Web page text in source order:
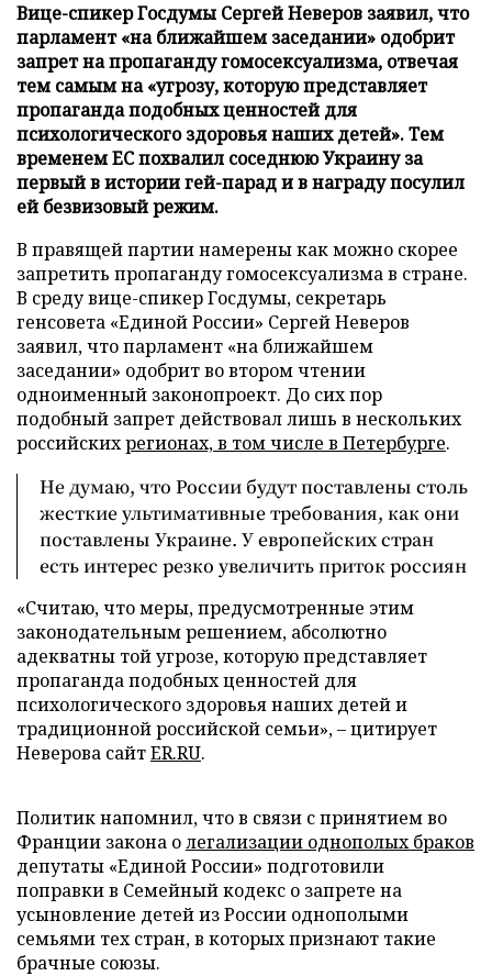
Вице-спикер Госдумы Сергей Неверов заявил, что
парламент «на ближайшем заседании» одобрит
запрет на пропаганду гомосексуализма, отвечая
тем самым на «угрозу, которую представляет
пропаганда подобных ценностей для
психологического здоровья наших детей». Тем
временем ЕС похвалил соседнюю Украину за
первый в истории гей-парад и в награду посулил
ей безвизовый режим.
В правящей партии намерены как можно скорее
запретить пропаганду гомосексуализма в стране.
В среду вице-спикер Госдумы, секретарь
генсовета «Единой России» Сергей Неверов
заявил, что парламент «на ближайшем
заседании» одобрит во втором чтении
одноименный законопроект. До сих пор
подобный запрет действовал лишь в нескольких
российскихрегионах, в том числе в Петербурге.
Не думаю, что России будут поставлены столь
жесткие ультимативные требования, как они
поставлены Украине. У европейских стран
есть интерес резко увеличить приток россиян
«Считаю, что меры, предусмотренные этим
законодательным решением, абсолютно
адекватны той угрозе, которую представляет
пропаганда подобных ценностей для
психологического здоровья наших детей и
традиционной российской семьи», – цитирует
Неверова сайтER.RU.
Политик напомнил, что в связи с принятием во
Франции закона олегализации однополых браков
депутаты «Единой России» подготовили
поправки в Семейный кодекс о запрете на
усыновление детей из России однополыми
семьями тех стран, в которых признают такие
брачные союзы.